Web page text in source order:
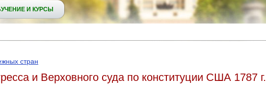
И КУРСЫ
стран
и Верховного суда по конституции США 1787 г.